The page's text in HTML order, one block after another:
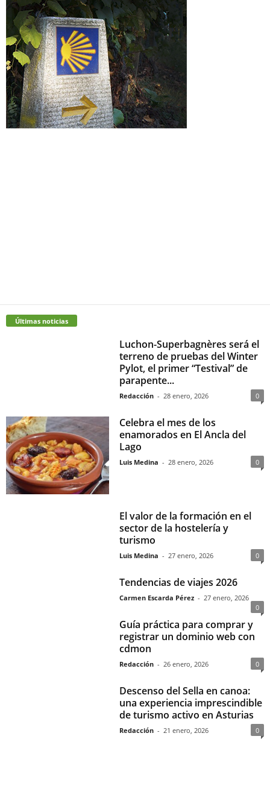
Últimas noticias
Luchon-Superbagnères será el
terreno de pruebas del Winter
Pylot, el primer “Testival” de
parapente...
Redacción - 28 enero, 2026 0
Celebra el mes de los
enamorados en El Ancla del
Lago
Luis Medina - 28 enero, 2026 0
El valor de la formación en el
sector de la hostelería y
turismo
Luis Medina - 27 enero, 2026 0
Tendencias de viajes 2026
Carmen Escarda Pérez - 27 enero, 2026
0
Guía práctica para comprar y
registrar un dominio web con
cdmon
Redacción - 26 enero, 2026 0
Descenso del Sella en canoa:
una experiencia imprescindible
de turismo activo en Asturias
Redacción - 21 enero, 2026 0